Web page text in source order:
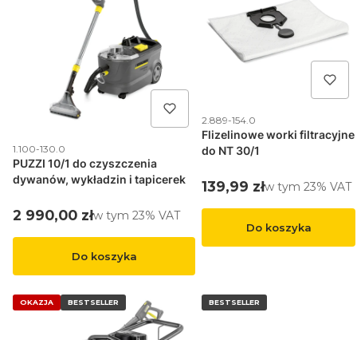
Kod produktu
1.100-130.0
PUZZI 10/1 do czyszczenia
dywanów, wykładzin i tapicerek
Cena brutto
2 990,00 złw tym %s VAT
w tym 23% VAT
Do koszyka
Kod produktu
2.889-154.0
Flizelinowe worki filtracyjne
do NT 30/1
Cena brutto
139,99 złw tym %s VAT
w tym 23% VAT
Do koszyka
OKAZJA BESTSELLER BESTSELLER